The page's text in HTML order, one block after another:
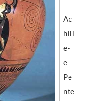
-
Ac
hill
e-
e-
Pe
nte